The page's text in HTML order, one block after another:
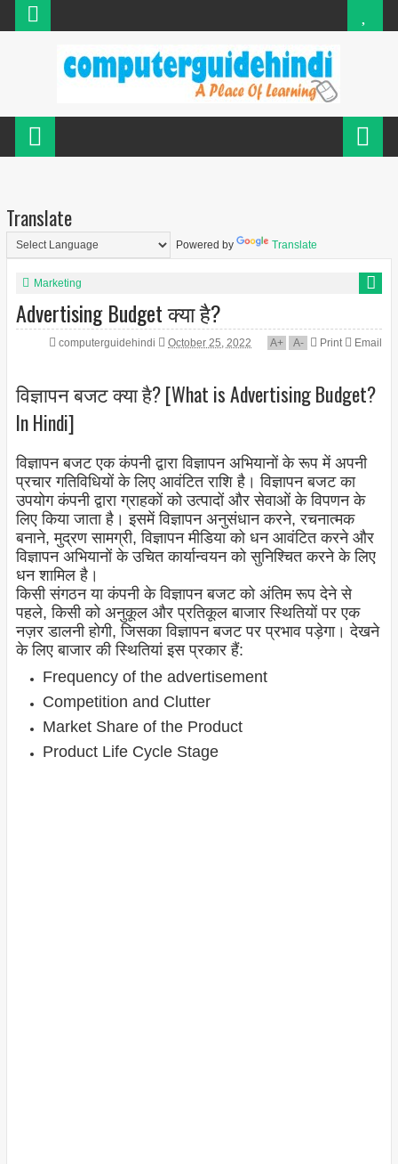
Translate
Powered by Translate
Marketing
Advertising Budget क्या है?
computerguidehindi October 25, 2022 A+ A- Print Email
विज्ञापन बजट क्या है? [What is Advertising Budget?
In Hindi]
विज्ञापन बजट एक कंपनी द्वारा विज्ञापन अभियानों के रूप में अपनी
प्रचार गतिविधियों के लिए आवंटित राशि है। विज्ञापन बजट का
उपयोग कंपनी द्वारा ग्राहकों को उत्पादों और सेवाओं के विपणन के
लिए किया जाता है। इसमें विज्ञापन अनुसंधान करने, रचनात्मक
बनाने, मुद्रण सामग्री, विज्ञापन मीडिया को धन आवंटित करने और
विज्ञापन अभियानों के उचित कार्यान्वयन को सुनिश्चित करने के लिए
धन शामिल है।
किसी संगठन या कंपनी के विज्ञापन बजट को अंतिम रूप देने से
पहले, किसी को अनुकूल और प्रतिकूल बाजार स्थितियों पर एक
नज़र डालनी होगी, जिसका विज्ञापन बजट पर प्रभाव पड़ेगा। देखने
के लिए बाजार की स्थितियां इस प्रकार हैं:
Frequency of the advertisement
Competition and Clutter
Market Share of the Product
Product Life Cycle Stage